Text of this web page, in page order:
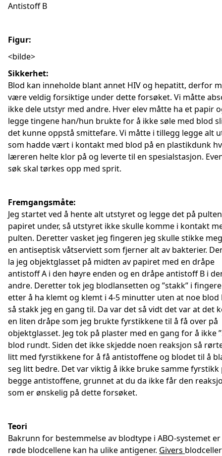
Antistoff B
Figur:
<bilde>
Sikkerhet:
Blod kan inneholde blant annet HIV og hepatitt, derfor
være veldig forsiktige under dette forsøket. Vi måtte
ikke dele utstyr med andre. Hver elev måtte ha et papir
legge tingene han/hun brukte for å ikke søle med blod
det kunne oppstå smittefare. Vi måtte i tillegg legge alt
som hadde vært i kontakt med blod på en plastikdunk
læreren helte klor på og leverte til en spesialstasjon.
søk skal tørkes opp med sprit.
Fremgangsmåte:
Jeg startet ved å hente alt utstyret og legge det på
papiret under, så utstyret ikke skulle komme i kontakt
pulten. Deretter vasket jeg fingeren jeg skulle stikke
en antiseptisk våtserviett som fjerner alt av bakterier.
la jeg objektglasset på midten av papiret med en dråpe
antistoff A i den høyre enden og en dråpe antistoff B i
andre. Deretter tok jeg blodlansetten og ”stakk” i
etter å ha klemt og klemt i 4-5 minutter uten at noe blod
så stakk jeg en gang til. Da var det så vidt det var at det
en liten dråpe som jeg brukte fyrstikkene til å få over på
objektglasset. Jeg tok på plaster med en gang for å ikke
blod rundt. Siden det ikke skjedde noen reaksjon så
litt med fyrstikkene for å få antistoffene og blodet til å
seg litt bedre. Det var viktig å ikke bruke samme fyrstikk
begge antistoffene, grunnet at du da ikke får den
som er ønskelig på dette forsøket.
Teori
Bakrunn for bestemmelse av blodtype i ABO-systemet
røde blodcellene kan ha ulike antigener. Givers